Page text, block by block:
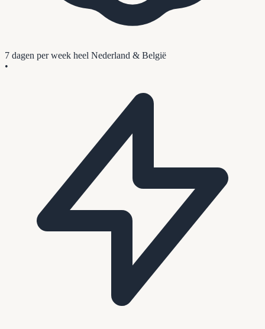
7 dagen per week heel Nederland & België
•